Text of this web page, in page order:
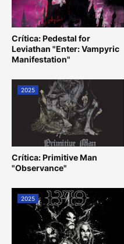
Crítica: Pedestal for
Leviathan "Enter: Vampyric
Manifestation"
2025
Crítica: Primitive Man
"Observance"
2025